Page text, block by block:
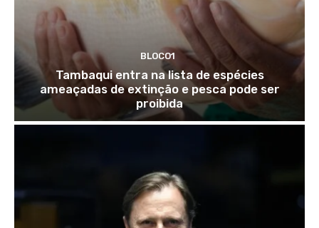
BLOCO1
Tambaqui entra na lista de espécies
ameaçadas de extinção e pesca pode ser
proibida